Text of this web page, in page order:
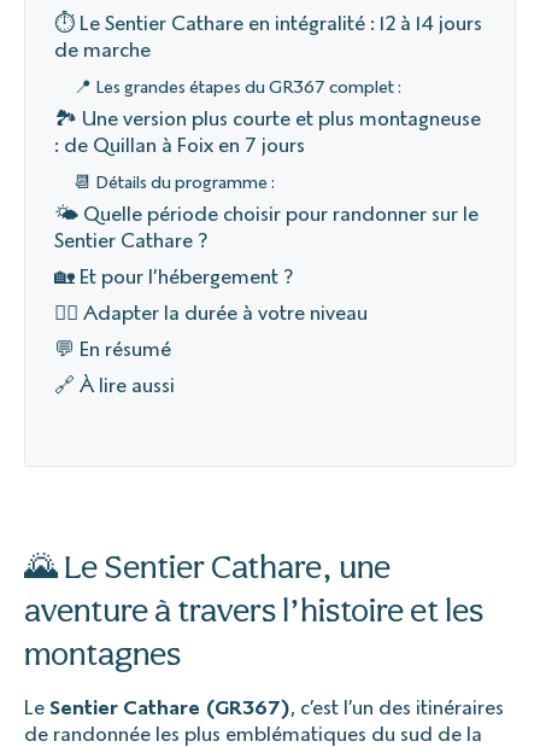
⏱️ Le Sentier Cathare en intégralité : 12 à 14 jours
de marche
📍 Les grandes étapes du GR367 complet :
🏞️ Une version plus courte et plus montagneuse
: de Quillan à Foix en 7 jours
📆 Détails du programme :
🌤️ Quelle période choisir pour randonner sur le
Sentier Cathare ?
🏡 Et pour l’hébergement ?
🚶‍♂️ Adapter la durée à votre niveau
💬 En résumé
🔗 À lire aussi
🌄 Le Sentier Cathare, une
aventure à travers l’histoire et les
montagnes
Le Sentier Cathare (GR367), c’est l’un des itinéraires
de randonnée les plus emblématiques du sud de la